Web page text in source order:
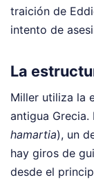
traición de
intento de
La
Miller utiliza la
antigua
hamartia), un
hay giros de
desde el